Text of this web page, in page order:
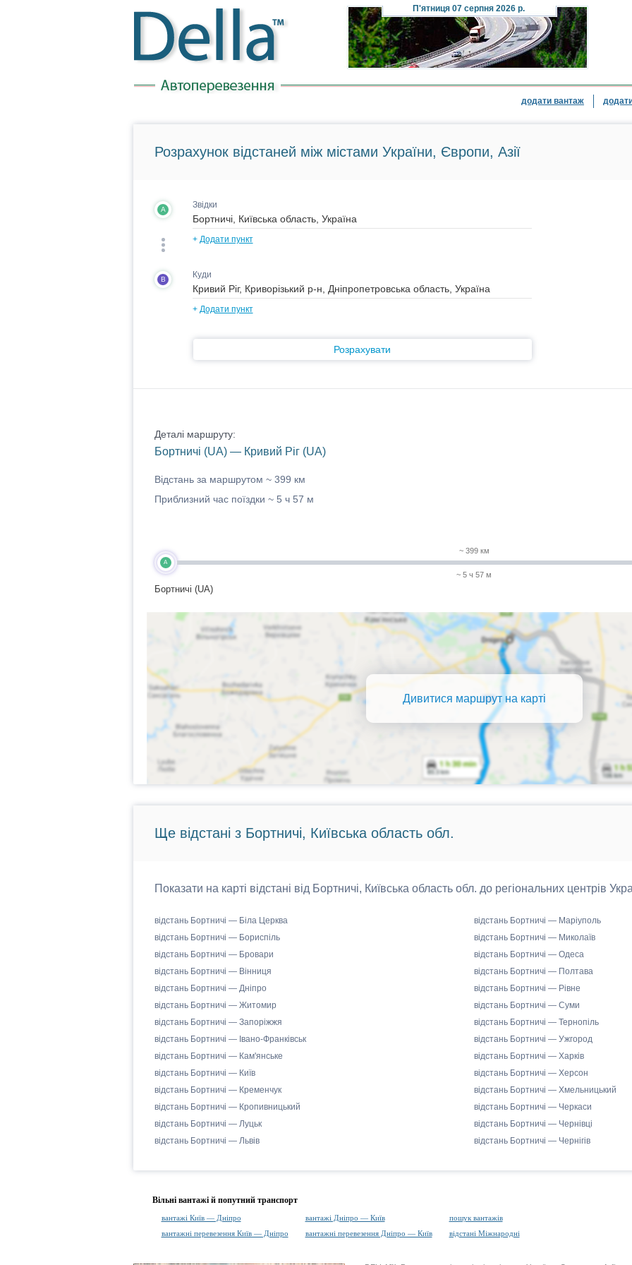
П'ятниця07 серпня 2026 р.
додати вантаж
Розрахунок відстаней між містами України, Європи, Азії
A Звідки
+ Додати пункт
B Куди
+ Додати пункт
Розрахувати
Деталі маршруту:
Бортничі (UA) — Кривий Ріг (UA)
Відстань за маршрутом ~ 399 км
Приблизний час поїздки ~ 5 ч 57 м
A
Бортничі (UA)
~ 399 км
~ 5 ч 57 м
Дивитися маршрут на карті
Ще відстані з Бортничі, Київська область обл.
Показати на карті відстані від Бортничі, Київська область обл. до регіональних центрів
відстань Бортничі — Біла Церква
відстань Бортничі — Бориспіль
відстань Бортничі — Бровари
відстань Бортничі — Вінниця
відстань Бортничі — Дніпро
відстань Бортничі — Житомир
відстань Бортничі — Запоріжжя
відстань Бортничі — Івано-Франківськ
відстань Бортничі — Кам'янське
відстань Бортничі — Київ
відстань Бортничі — Кременчук
відстань Бортничі — Кропивницький
відстань Бортничі — Луцьк
відстань Бортничі — Львів
відстань Бортничі — Маріуполь
відстань Бортничі — Миколаїв
відстань Бортничі — Одеса
відстань Бортничі — Полтава
відстань Бортничі — Рівне
відстань Бортничі — Суми
відстань Бортничі — Тернопіль
відстань Бортничі — Ужгород
відстань Бортничі — Харків
відстань Бортничі — Херсон
відстань Бортничі — Хмельницький
відстань Бортничі — Черкаси
відстань Бортничі — Чернівці
відстань Бортничі — Чернігів
Вільні вантажі й попутний транспорт
вантажі Київ — Дніпро вантажі Дніпро — Київ
пошук вантажів
вантажні перевезення Київ — Дніпро
вантажні перевезення Дніпро — Київ відстані Міжнародні